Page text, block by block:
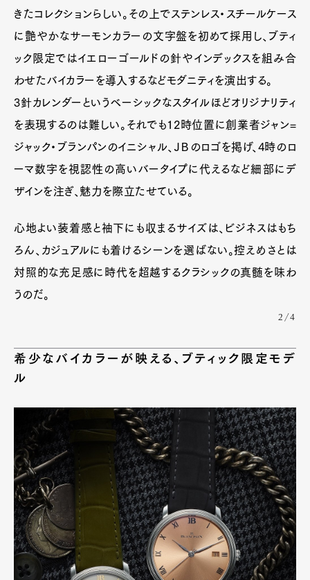
きたコレクションらしい。その上でステンレス・スチールケース
に艶やかなサーモンカラーの文字盤を初めて採用し、ブティ
ック限定ではイエローゴールドの針やインデックスを組み合
わせたバイカラーを導入するなどモダニティを演出する。
3針カレンダーというベーシックなスタイルほどオリジナリティ
を表現するのは難しい。それでも12時位置に創業者ジャン=
ジャック・ブランパンのイニシャル、ＪＢのロゴを掲げ、4時のロ
ーマ数字を視認性の高いバータイプに代えるなど細部にデ
ザインを注ぎ、魅力を際立たせている。
心地よい装着感と袖下にも収まるサイズは、ビジネスはもち
ろん、カジュアルにも着けるシーンを選ばない。控えめさとは
対照的な充足感に時代を超越するクラシックの真髄を味わ
うのだ。
2/4
希少なバイカラーが映える、ブティック限定モデ
ル